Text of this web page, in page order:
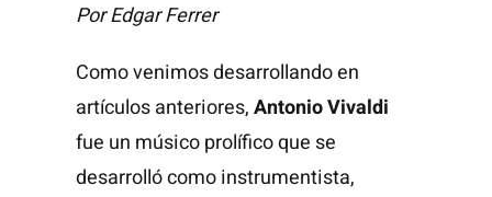
Por Edgar Ferrer
Como venimos desarrollando en
artículos anteriores,Antonio Vivaldi
fue un músico prolífico que se
desarrolló como instrumentista,